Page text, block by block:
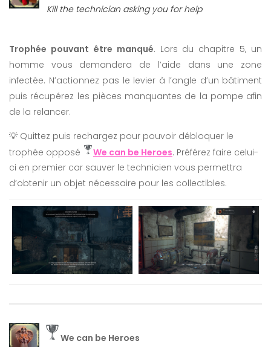
Kill the technician asking you for help
Trophée pouvant être manqué. Lors du chapitre 5, un
homme vous demandera de l’aide dans une zone
infectée. N’actionnez pas le levier à l’angle d’un bâtiment
puis récupérez les pièces manquantes de la pompe afin
de la relancer.
💡 Quittez puis rechargez pour pouvoir débloquer le
trophée opposé
We can be Heroes. Préférez faire celui-
ci en premier car sauver le technicien vous permettra
d’obtenir un objet nécessaire pour les collectibles.
We can be Heroes